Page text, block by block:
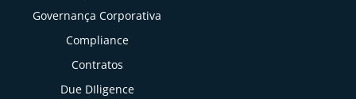
Governança Corporativa
Compliance
Contratos
Due DIligence